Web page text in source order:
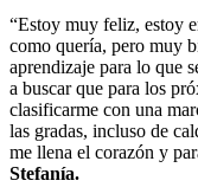
“Estoy muy feliz, estoy
como quería, pero muy
aprendizaje para lo que
a buscar que para los
clasificarme con una
las gradas, incluso de
me llena el corazón y
Stefanía.